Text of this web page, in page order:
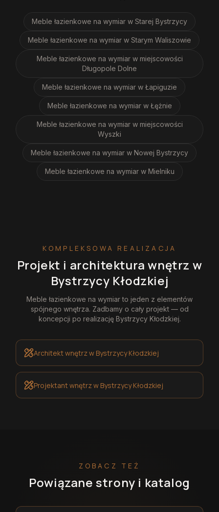
Meble łazienkowe na wymiar w Starej Bystrzycy
Meble łazienkowe na wymiar w Starym Waliszowie
Meble łazienkowe na wymiar w miejscowości
Długopole Dolne
Meble łazienkowe na wymiar w Łapiguzie
Meble łazienkowe na wymiar w Łężnie
Meble łazienkowe na wymiar w miejscowości
Wyszki
Meble łazienkowe na wymiar w Nowej Bystrzycy
Meble łazienkowe na wymiar w Mielniku
KOMPLEKSOWA REALIZACJA
Projekt i architektura wnętrz w
Bystrzycy Kłodzkiej
Meble łazienkowe na wymiarto jeden z elementów
spójnego wnętrza. Zadbamy o cały projekt — od
koncepcji po realizację Bystrzycy Kłodzkiej.
Architekt wnętrzw Bystrzycy Kłodzkiej
Projektant wnętrzw Bystrzycy Kłodzkiej
ZOBACZ TEŻ
Powiązane strony i katalog